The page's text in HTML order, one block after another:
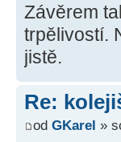
Závěrem
trpělivostí.
jistě.
Re:
od GKarel »